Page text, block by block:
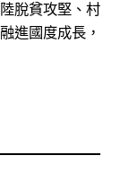
脫貧攻堅、村
進國度成長，